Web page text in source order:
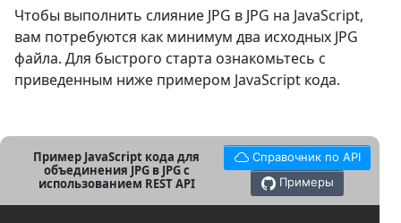
Чтобы выполнить слияние JPG в JPG на JavaScript,
вам потребуются как минимум два исходных JPG
файла. Для быстрого старта ознакомьтесь с
приведенным ниже примером JavaScript кода.
Пример JavaScript кода для
объединения JPG в JPG с
использованием REST API
Справочник по API
Примеры